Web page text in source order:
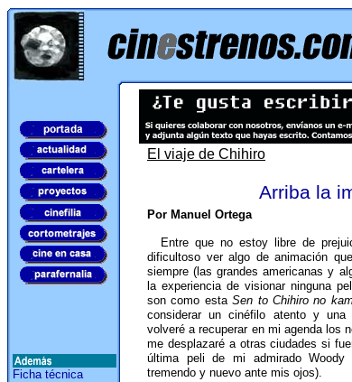
Ficha técnica
El viaje de Chihiro
Arriba la
Por Manuel Ortega
Entre que no estoy libre de
dificultoso ver algo de animación
siempre (las grandes americanas y
la experiencia de visionar ninguna
son como estaSen to Chihiro no
considerar un cinéfilo atento y una
volveré a recuperar en mi agenda los
me desplazaré a otras ciudades si
última peli de mi admirado Woody
tremendo y nuevo ante mis ojos).